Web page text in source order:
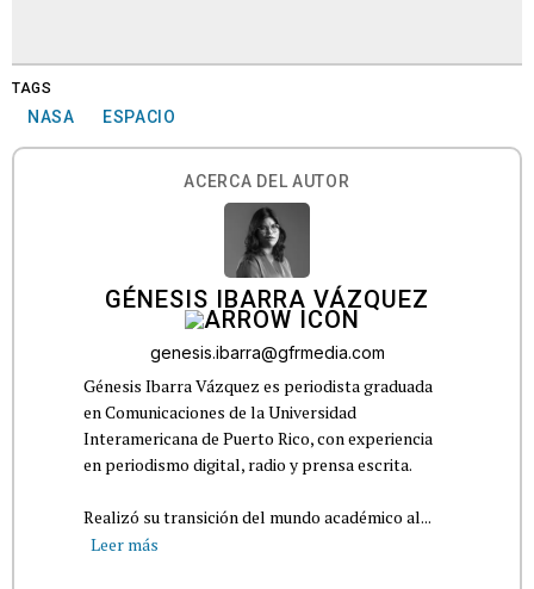
TAGS
NASA ESPACIO
ACERCA DEL AUTOR
GÉNESIS IBARRA VÁZQUEZ
genesis.ibarra@gfrmedia.com
Génesis Ibarra Vázquez es periodista graduada
en Comunicaciones de la Universidad
Interamericana de Puerto Rico, con experiencia
en periodismo digital, radio y prensa escrita.
Realizó su transición del mundo académico al...
Leer más